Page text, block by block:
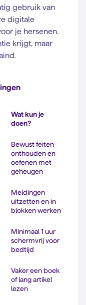
gebruik van
digitale
je hersenen.
krijgt, maar
Wat kun je
doen?
Bewust feiten
onthouden en
oefenen met
geheugen
Meldingen
uitzetten en in
blokken werken
Minimaal 1 uur
schermvrij voor
bedtijd
Vaker een boek
of lang artikel
lezen